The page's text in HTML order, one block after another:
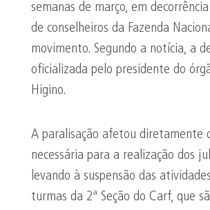
semanas de março, em
de conselheiros da Fazenda
movimento. Segundo a notícia, a
oficializada pelo presidente do
Higino.
A paralisação afetou diretamente
necessária para a realização dos
levando à suspensão das
turmas da 2ª Seção do Carf, que